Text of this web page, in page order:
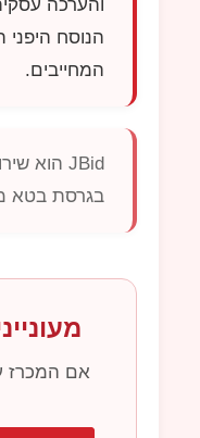
והערכה
הנוסח
המחייבים.
JBid הוא
בגרסת בטא
אם המכרז